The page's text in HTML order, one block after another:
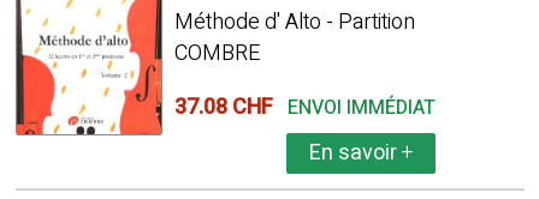
Méthode d' Alto - Partition
COMBRE
37.08 CHF ENVOI IMMÉDIAT
En savoir+